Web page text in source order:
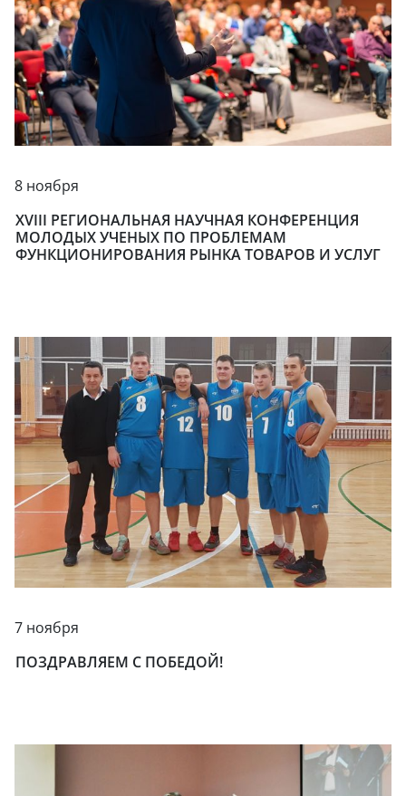
8 ноября
XVIII РЕГИОНАЛЬНАЯ НАУЧНАЯ КОНФЕРЕНЦИЯ
МОЛОДЫХ УЧЕНЫХ ПО ПРОБЛЕМАМ
ФУНКЦИОНИРОВАНИЯ РЫНКА ТОВАРОВ И УСЛУГ
7 ноября
ПОЗДРАВЛЯЕМ С ПОБЕДОЙ!